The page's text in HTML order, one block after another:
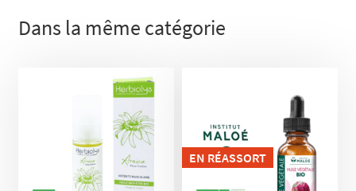
Dans la même catégorie
EN RÉASSORT